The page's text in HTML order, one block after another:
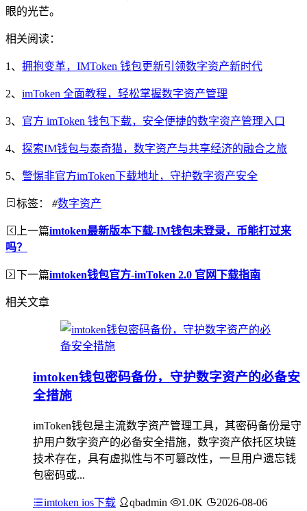
眼的光芒。
相关阅读：
1、 拥抱变革，IMToken 钱包更新引领数字资产新时代
2、 imToken 全面教程，轻松掌握数字资产管理
3、 官方 imToken 钱包下载，安全便捷的数字资产管理入口
4、 探索IM钱包与泰奇猫，数字资产与共享经济的融合之旅
5、 警惕非官方imToken下载地址，守护数字资产安全
标签： #数字资产
上一篇imtoken最新版本下载-IM钱包未登录，币能打过来
吗？
下一篇imtoken钱包官方-imToken 2.0 官网下载指南
相关文章
imtoken钱包密码备份，守护数字资产的必备安
全措施
imToken钱包是主流数字资产管理工具，其密码备份是守
护用户数字资产的必备安全措施，数字资产依托区块链
技术存在，具有虚拟性与不可篡改性，一旦用户遗忘钱
包密码或...
imtoken ios下载 qbadmin 1.0K 2026-08-06